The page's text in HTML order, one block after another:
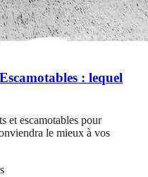
: lequel
et escamotables pour
le mieux à vos